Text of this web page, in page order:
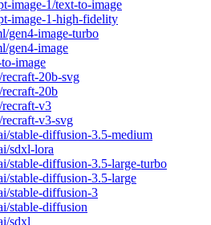
image-1/text-to-image
image-1-high-fidelity
gen4-image-turbo
gen4-image
image
20b-svg
20b
v3
v3-svg
stable-diffusion-3.5-medium
sdxl-lora
stable-diffusion-3.5-large-turbo
stable-diffusion-3.5-large
stable-diffusion-3
stable-diffusion
sdxl